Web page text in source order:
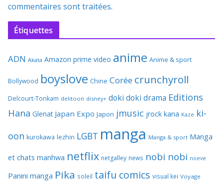
commentaires sont traitées.
Étiquettes
ADN Akata Amazon prime video anime Anime & sport
Bollywood boyslove Chine Corée crunchyroll
Delcourt-Tonkam delitoon disney+ doki doki drama Editions
Hana Glenat Japan Expo Japon jmusic jrock kana Kaze ki-
oon kurokawa lezhin LGBT manga Manga & sport Manga
et chats manhwa netflix netgalley news nobi nobi noeve
Panini manga Pika soleil taifu comics visual kei Voyage